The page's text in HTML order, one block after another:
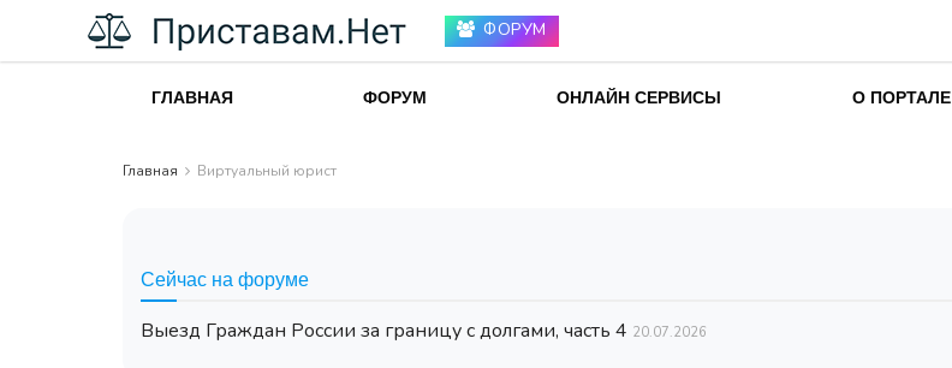
ФОРУМ
ГЛАВНАЯ ФОРУМ ОНЛАЙН СЕРВИСЫ О ПОРТАЛЕ
Главная Виртуальный юрист
Сейчас на форуме
Выезд Граждан России за границу с долгами, часть 4 20.07.2026